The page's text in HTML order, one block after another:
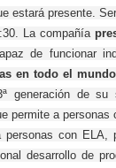
estará presente.
La compañía
de funcionar
en todo el mundo
generación de su
permite a
con ELA,
desarrollo de